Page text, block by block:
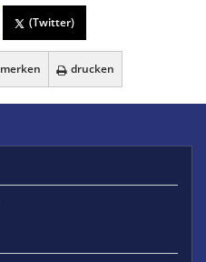
(Twitter)
merken drucken